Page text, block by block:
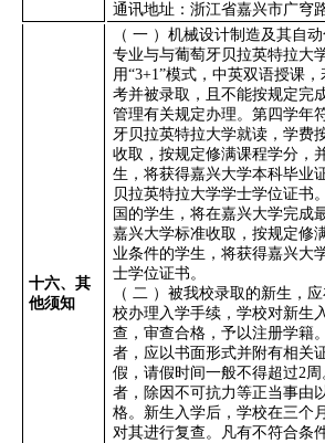
通讯地址：浙江省嘉兴市广穹
十六、其
他须知
（ 一 ）机械设计制造及其自动
专业与与葡萄牙贝拉英特拉大
用“3+1”模式，中英双语授课
考并被录取，且不能按规定完
管理有关规定办理。第四学年
牙贝拉英特拉大学就读，学费
收取，按规定修满课程学分，
生，将获得嘉兴大学本科毕业
贝拉英特拉大学学士学位证书
国的学生，将在嘉兴大学完成
嘉兴大学标准收取，按规定修
业条件的学生，将获得嘉兴大
士学位证书。
（ 二 ）被我校录取的新生，
校办理入学手续，学校对新生
查，审查合格，予以注册学籍
者，应以书面形式并附有相关
假，请假时间一般不得超过2周
者，除因不可抗力等正当事由
格。新生入学后，学校在三个
对其进行复查。凡有不符合条